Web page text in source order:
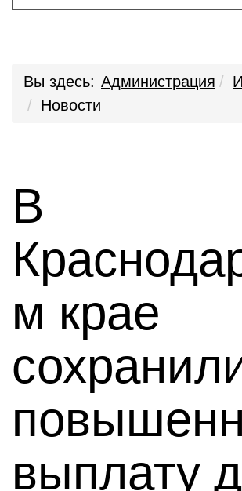
Вы здесь: Администрация
Новости
В
м крае
выплату